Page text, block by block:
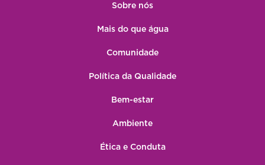
Sobre nós
Mais do que água
Comunidade
Política da Qualidade
Bem-estar
Ambiente
Ética e Conduta